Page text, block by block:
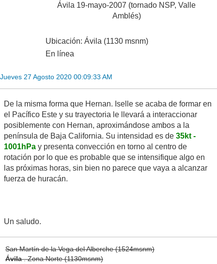
Ávila 19-mayo-2007 (tornado NSP, Valle
Amblés)
Ubicación: Ávila (1130 msnm)
En línea
Jueves 27 Agosto 2020 00:09:33 AM
De la misma forma que Hernan. Iselle se acaba de formar en
el Pacífico Este y su trayectoria le llevará a interaccionar
posiblemente con Hernan, aproximándose ambos a la
península de Baja California. Su intensidad es de 35kt -
1001hPa y presenta convección en torno al centro de
rotación por lo que es probable que se intensifique algo en
las próximas horas, sin bien no parece que vaya a alcanzar
fuerza de huracán.
Un saludo.
San Martín de la Vega del Alberche (1524msnm)
Ávila. Zona Norte (1130msnm)